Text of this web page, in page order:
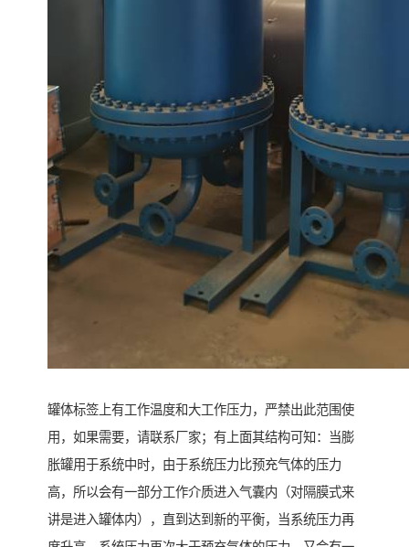
罐体标签上有工作温度和大工作压力，严禁出此范围使
用，如果需要，请联系厂家；有上面其结构可知：当膨
胀罐用于系统中时，由于系统压力比预充气体的压力
高，所以会有一部分工作介质进入气囊内（对隔膜式来
讲是进入罐体内），直到达到新的平衡，当系统压力再